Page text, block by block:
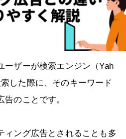
ーザーが検索エンジン（Yah
した際に、そのキーワード
のことです。
ィング広告とされることも多